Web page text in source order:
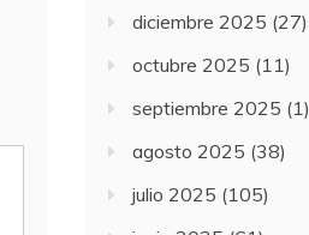
diciembre 2025 (27)
octubre 2025 (11)
septiembre 2025 (1)
agosto 2025 (38)
julio 2025 (105)